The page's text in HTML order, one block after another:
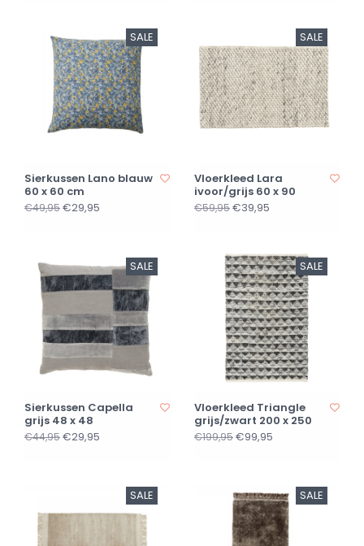
SALE
Sierkussen Lano blauw
60 x 60 cm
€49,95€29,95
SALE
Vloerkleed Lara
ivoor/grijs 60 x 90
€59,95€39,95
SALE
Sierkussen Capella
grijs 48 x 48
€44,95€29,95
SALE
Vloerkleed Triangle
grijs/zwart 200 x 250
€199,95€99,95
SALE SALE